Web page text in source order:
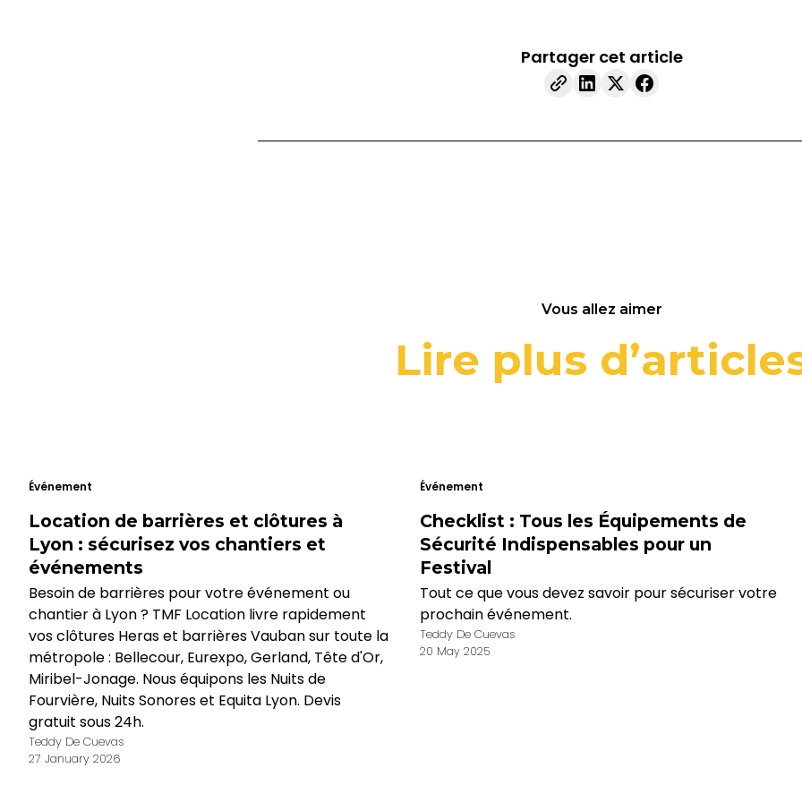
Partager cet article
Vous allez aimer
Lire plus
Événement
Location de barrières et clôtures à
Lyon : sécurisez vos chantiers et
événements
Besoin de barrières pour votre événement ou
chantier à Lyon ? TMF Location livre rapidement
vos clôtures Heras et barrières Vauban sur toute la
métropole : Bellecour, Eurexpo, Gerland, Tête d'Or,
Miribel-Jonage. Nous équipons les Nuits de
Fourvière, Nuits Sonores et Equita Lyon. Devis
gratuit sous 24h.
Teddy De Cuevas
27 January 2026
Événement
Checklist : Tous les Équipements de
Sécurité Indispensables pour un
Festival
Tout ce que vous devez savoir pour sécuriser votre
prochain événement.
Teddy De Cuevas
20 May 2025